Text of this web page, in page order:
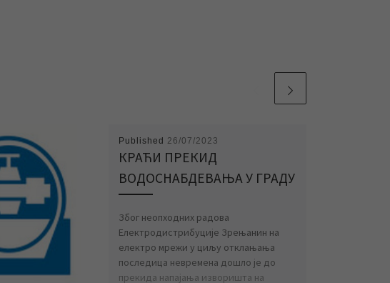
Published 26/07/2023
КРАЋИ ПРЕКИД
ВОДОСНАБДЕВАЊА У ГРАДУ
Због неопходних радова
Електродистрибуције Зрењанин на
електро мрежи у циљу отклањања
последица невремена дошло је до
прекида напајања изворишта на